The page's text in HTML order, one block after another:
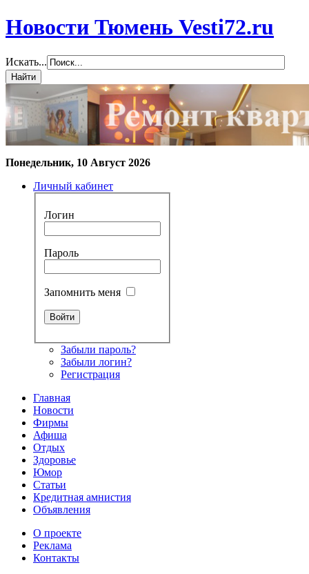
Новости Тюмень Vesti72.ru
Искать...
Понедельник, 10 Август 2026
Личный кабинет
Логин
Пароль
Запомнить меня
Забыли пароль?
Забыли логин?
Регистрация
Главная
Новости
Фирмы
Афиша
Отдых
Здоровье
Юмор
Статьи
Кредитная амнистия
Объявления
О проекте
Реклама
Контакты